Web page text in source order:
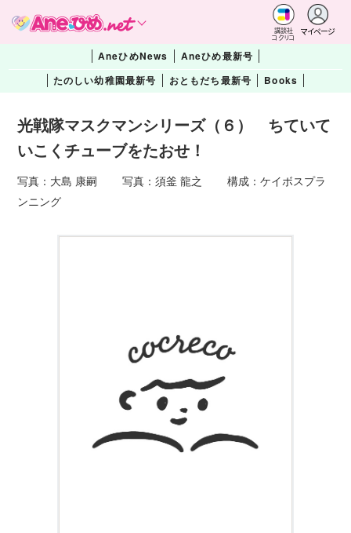
講談社
コクリコ
マイページ
AneひめNews
Aneひめ最新号
たのしい幼稚園最新号
おともだち最新号 Books
光戦隊マスクマンシリーズ（６） ちていて
いこくチューブをたおせ！
写真：大島 康嗣 写真：須釜 龍之 構成：ケイボスプラ
ンニング